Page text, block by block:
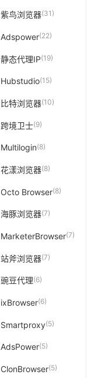
紫鸟浏览器(31)
Adspower(22)
静态代理IP(19)
Hubstudio(15)
比特浏览器(10)
跨境卫士(9)
Multilogin(8)
花漾浏览器(8)
Octo Browser(8)
海豚浏览器(7)
MarketerBrowser(7)
站斧浏览器(7)
豌豆代理(6)
ixBrowser(6)
Smartproxy(5)
AdsPower(5)
ClonBrowser(5)